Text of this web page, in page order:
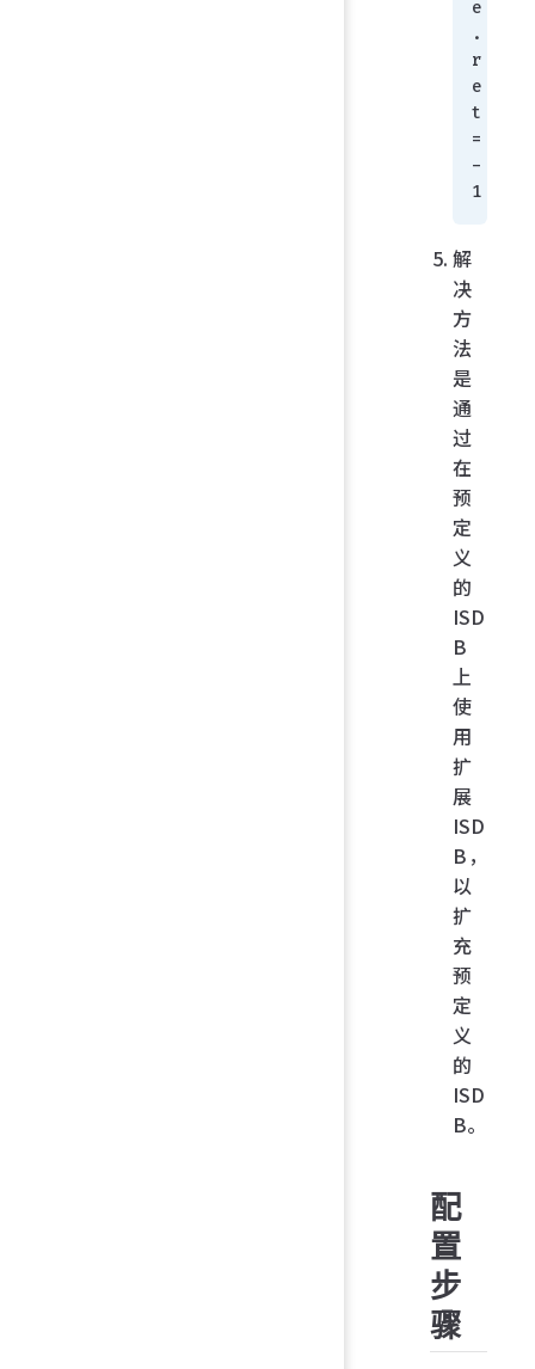
e
.
r
e
t
=
-
1
解
决
方
法
是
通
过
在
预
定
义
的
ISD
B
上
使
用
扩
展
ISD
B，
以
扩
充
预
定
义
的
ISD
B。
配
置
步
骤